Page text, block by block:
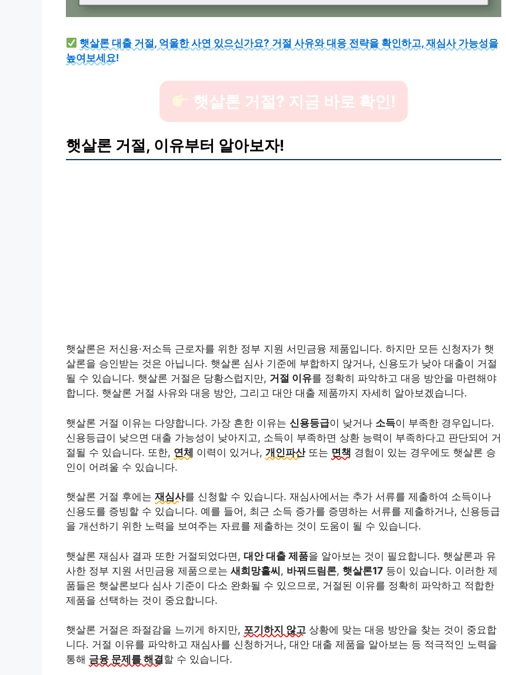
햇살론 대출 거절, 억울한 사연 있으신가요? 거절 사유와 대응 전략을 확인하고, 재심사 가능성을
높여보세요!
햇살론 거절? 지금 바로 확인!
햇살론 거절, 이유부터 알아보자!
햇살론은 저신용·저소득 근로자를 위한 정부 지원 서민금융 제품입니다. 하지만 모든 신청자가 햇
살론을 승인받는 것은 아닙니다. 햇살론 심사 기준에 부합하지 않거나, 신용도가 낮아 대출이 거절
될 수 있습니다. 햇살론 거절은 당황스럽지만, 거절 이유를 정확히 파악하고 대응 방안을 마련해야
합니다. 햇살론 거절 사유와 대응 방안, 그리고 대안 대출 제품까지 자세히 알아보겠습니다.
햇살론 거절 이유는 다양합니다. 가장 흔한 이유는 신용등급이 낮거나 소득이 부족한 경우입니다.
신용등급이 낮으면 대출 가능성이 낮아지고, 소득이 부족하면 상환 능력이 부족하다고 판단되어 거
절될 수 있습니다. 또한, 연체 이력이 있거나, 개인파산또는 면책 경험이 있는 경우에도 햇살론 승
인이 어려울 수 있습니다.
햇살론 거절 후에는 재심사를 신청할 수 있습니다. 재심사에서는 추가 서류를 제출하여 소득이나
신용도를 증빙할 수 있습니다. 예를 들어, 최근 소득 증가를 증명하는 서류를 제출하거나, 신용등급
을 개선하기 위한 노력을 보여주는 자료를 제출하는 것이 도움이 될 수 있습니다.
햇살론 재심사 결과 또한 거절되었다면, 대안 대출 제품을 알아보는 것이 필요합니다. 햇살론과 유
사한 정부 지원 서민금융 제품으로는 새희망홀씨, 바꿔드림론, 햇살론17 등이 있습니다. 이러한 제
품들은 햇살론보다 심사 기준이 다소 완화될 수 있으므로, 거절된 이유를 정확히 파악하고 적합한
제품을 선택하는 것이 중요합니다.
햇살론 거절은 좌절감을 느끼게 하지만, 포기하지 않고 상황에 맞는 대응 방안을 찾는 것이 중요합
니다. 거절 이유를 파악하고 재심사를 신청하거나, 대안 대출 제품을 알아보는 등 적극적인 노력을
통해 금융 문제를 해결할 수 있습니다.